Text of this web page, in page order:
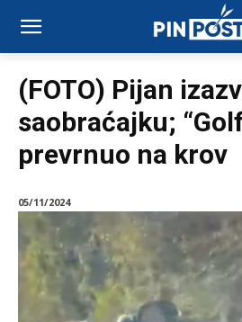
(FOTO) Pijan
saobraćajku;
prevrnuo na krov
05/11/2024